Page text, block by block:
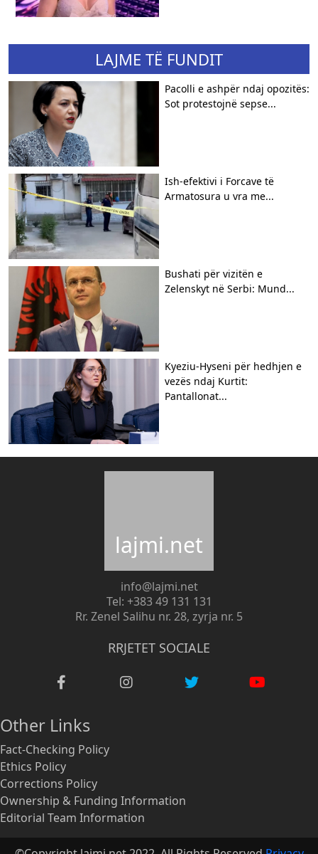
LAJME TË FUNDIT
Pacolli e ashpër ndaj opozitës:
Sot protestojnë sepse...
Ish-efektivi i Forcave të
Armatosura u vra me...
Bushati për vizitën e
Zelenskyt në Serbi: Mund...
Kyeziu-Hyseni për hedhjen e
vezës ndaj Kurtit:
Pantallonat...
lajmi.net
info@lajmi.net
Tel: +383 49 131 131
Rr. Zenel Salihu nr. 28, zyrja nr. 5
RRJETET SOCIALE
Other Links
Fact-Checking Policy
Ethics Policy
Corrections Policy
Ownership & Funding Information
Editorial Team Information